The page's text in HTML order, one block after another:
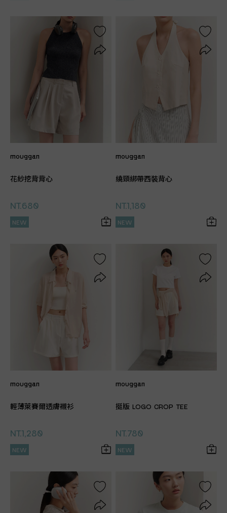
mouggan
花紗挖背背心
NT.680
NEW
mouggan
繞頸綁帶西裝背心
NT.1,180
NEW
mouggan
輕薄萊賽爾透膚襯衫
NT.1,280
NEW
mouggan
挺版 LOGO CROP TEE
NT.780
NEW